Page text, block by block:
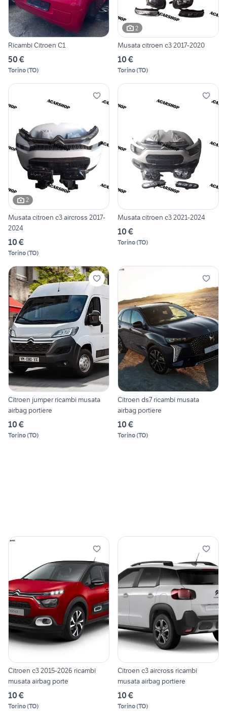
Ricambi Citroen C1
50 €
Torino(TO)
2
Musata citroen c3 2017-2020
10 €
Torino(TO)
2
Musata citroen c3 aircross 2017-
2024
10 €
Torino(TO)
Musata citroen c3 2021-2024
10 €
Torino(TO)
Citroen jumper ricambi musata
airbag portiere
10 €
Torino(TO)
Citroen ds7 ricambi musata
airbag portiere
10 €
Torino(TO)
Citroen c3 2015-2026 ricambi
musata airbag porte
10 €
Torino(TO)
Citroen c3 aircross ricambi
musata airbag portiere
10 €
Torino(TO)